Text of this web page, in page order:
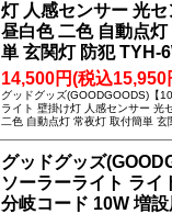
灯 人感センサー 光
昼白色 二色 自動点
単 玄関灯 防犯 TYH-
14,500円(税込15,950
グッドグッズ(GOODGOODS)【
ライト 壁掛け灯 人感センサー 光
二色 自動点灯 常夜灯 取付簡単 玄
グッドグッズ
ソーラーライト ライ
分岐コード 10W 増